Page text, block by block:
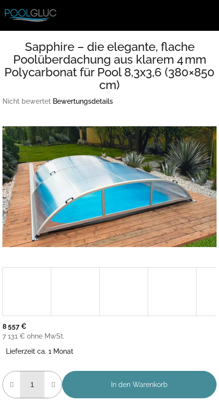
Inhalt
Sapphire – die elegante, flache
Poolüberdachung aus klarem 4 mm
Polycarbonat für Pool 8,3x3,6 (380×850
cm)
Die
ist
0,0
von
5
Sternen.
Nicht bewertet Bewertungsdetails
8 557 €
7 131 € ohne MwSt.
Lieferzeit ca. 1 Monat
In den Warenkorb